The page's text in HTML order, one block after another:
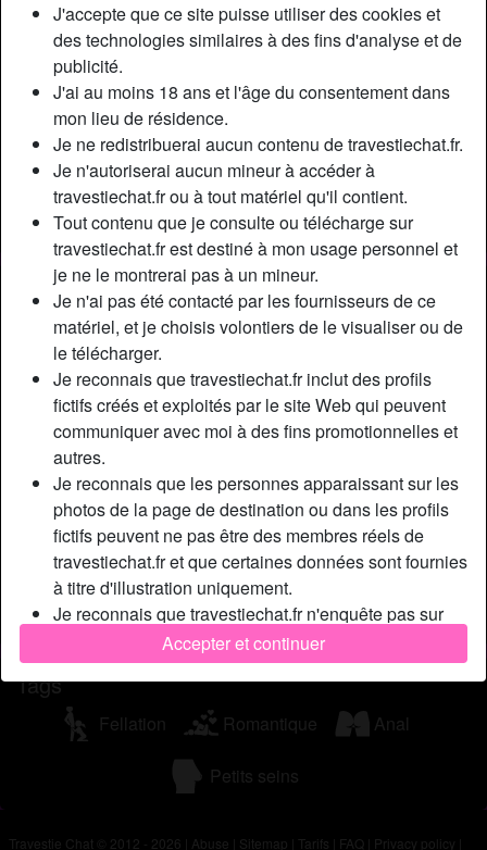
J'accepte que ce site puisse utiliser des cookies et
des technologies similaires à des fins d'analyse et de
publicité.
J'ai au moins 18 ans et l'âge du consentement dans
mon lieu de résidence.
Je ne redistribuerai aucun contenu de travestiechat.fr.
Je n'autoriserai aucun mineur à accéder à
travestiechat.fr ou à tout matériel qu'il contient.
Tout contenu que je consulte ou télécharge sur
travestiechat.fr est destiné à mon usage personnel et
je ne le montrerai pas à un mineur.
Je n'ai pas été contacté par les fournisseurs de ce
matériel, et je choisis volontiers de le visualiser ou de
le télécharger.
Je reconnais que travestiechat.fr inclut des profils
fictifs créés et exploités par le site Web qui peuvent
communiquer avec moi à des fins promotionnelles et
autres.
Je reconnais que les personnes apparaissant sur les
photos de la page de destination ou dans les profils
fictifs peuvent ne pas être des membres réels de
travestiechat.fr et que certaines données sont fournies
à titre d'illustration uniquement.
Je reconnais que travestiechat.fr n'enquête pas sur
les antécédents de ses membres et que le site Web
ne tente pas autrement de vérifier l'exactitude des
déclarations faites par ses membres.
Accepter et continuer
Département:
Bouches-du-Rhône
Sexe:
Transexuelle
Sexualité:
Relation:
Couleur des cheveux:
Rouge
Couleur des yeux:
Brun
Épilé(e):
Oui
Fumeur(euse):
Oui
person_pin Description
Dans Marseille, trav rousse, je me prénomme Joannie et je
vis seule. Je suis libre depuis plus de 6 mois alors que
mon ex-copain m’a viré pour une pauvre conne, mais bon,
c’est la vie. J’aimerais bien retomber en amour à nouveau,
mais c’est pas simple, il semble y avoir beaucoup plus
d’amateurs de plan cul que de personnes désirtant
s’investir dans une vraie relation. Donc je lance l’appel, si
tu as envie de discuter avec une nana super féminine, je
suis en ligne sur le messenger transexuel.
Cherche
N'a spécifié aucune préférence
Tags
Fellation Romantique Anal
Petits seins
Travestie Chat © 2012 - 2026 Abuse Sitemap Tarifs FAQ Privacy policy